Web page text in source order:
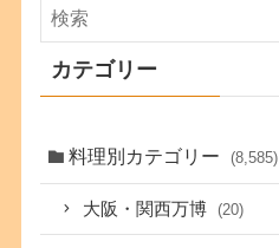
カテゴリー
料理別カテゴリー (8,585)
大阪・関西万博 (20)